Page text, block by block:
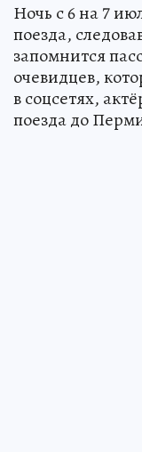
Ночь с 6 на 7
поезда,
запомнится
очевидцев,
в соцсетях,
поезда до